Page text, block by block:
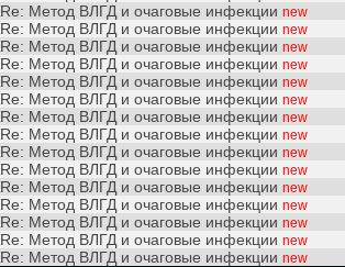
Re: Метод ВЛГД и очаговые инфекции new
Re: Метод ВЛГД и очаговые инфекции new
Re: Метод ВЛГД и очаговые инфекции new
Re: Метод ВЛГД и очаговые инфекции new
Re: Метод ВЛГД и очаговые инфекции new
Re: Метод ВЛГД и очаговые инфекции new
Re: Метод ВЛГД и очаговые инфекции new
Re: Метод ВЛГД и очаговые инфекции new
Re: Метод ВЛГД и очаговые инфекции new
Re: Метод ВЛГД и очаговые инфекции new
Re: Метод ВЛГД и очаговые инфекции new
Re: Метод ВЛГД и очаговые инфекции new
Re: Метод ВЛГД и очаговые инфекции new
Re: Метод ВЛГД и очаговые инфекции new
Re: Метод ВЛГД и очаговые инфекции new